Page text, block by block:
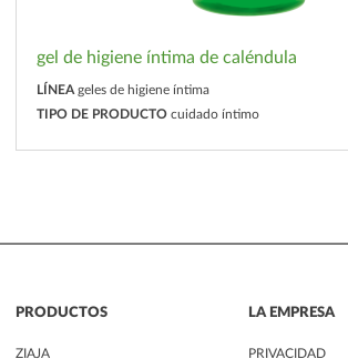
gel de higiene íntima de caléndula
LÍNEA geles de higiene íntima
TIPO DE PRODUCTO cuidado íntimo
PRODUCTOS
ZIAJA
LA EMPRESA
PRIVACIDAD